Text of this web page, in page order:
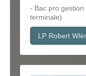
- Bac pro
terminale)
LP Robert